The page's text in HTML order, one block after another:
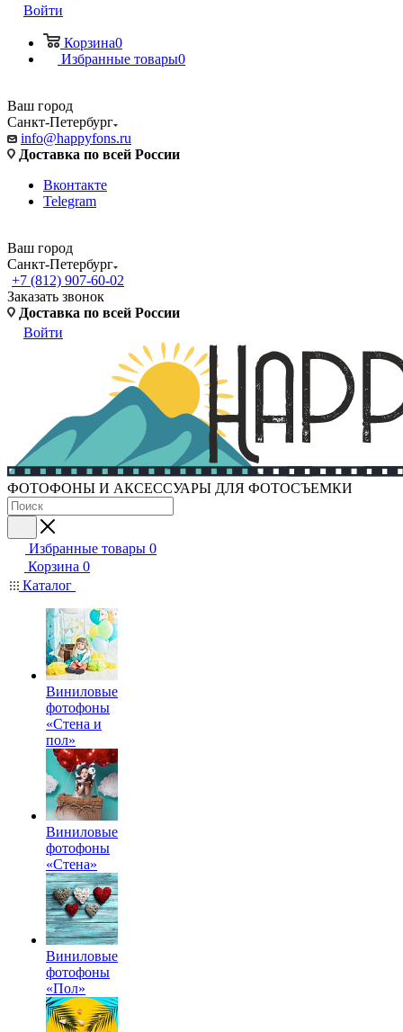
Войти
Корзина0
Избранные товары0
Ваш город
Санкт-Петербург
info@happyfons.ru
Доставка по всей России
Вконтакте
Telegram
Ваш город
Санкт-Петербург
+7 (812) 907-60-02
Заказать звонок
Доставка по всей России
Войти
ФОТОФОНЫ И АКСЕССУАРЫ ДЛЯ ФОТОСЪЕМКИ
Избранные товары 0
Корзина 0
Каталог
Виниловые
фотофоны
«Стена и
пол»
Виниловые
фотофоны
«Стена»
Виниловые
фотофоны
«Пол»